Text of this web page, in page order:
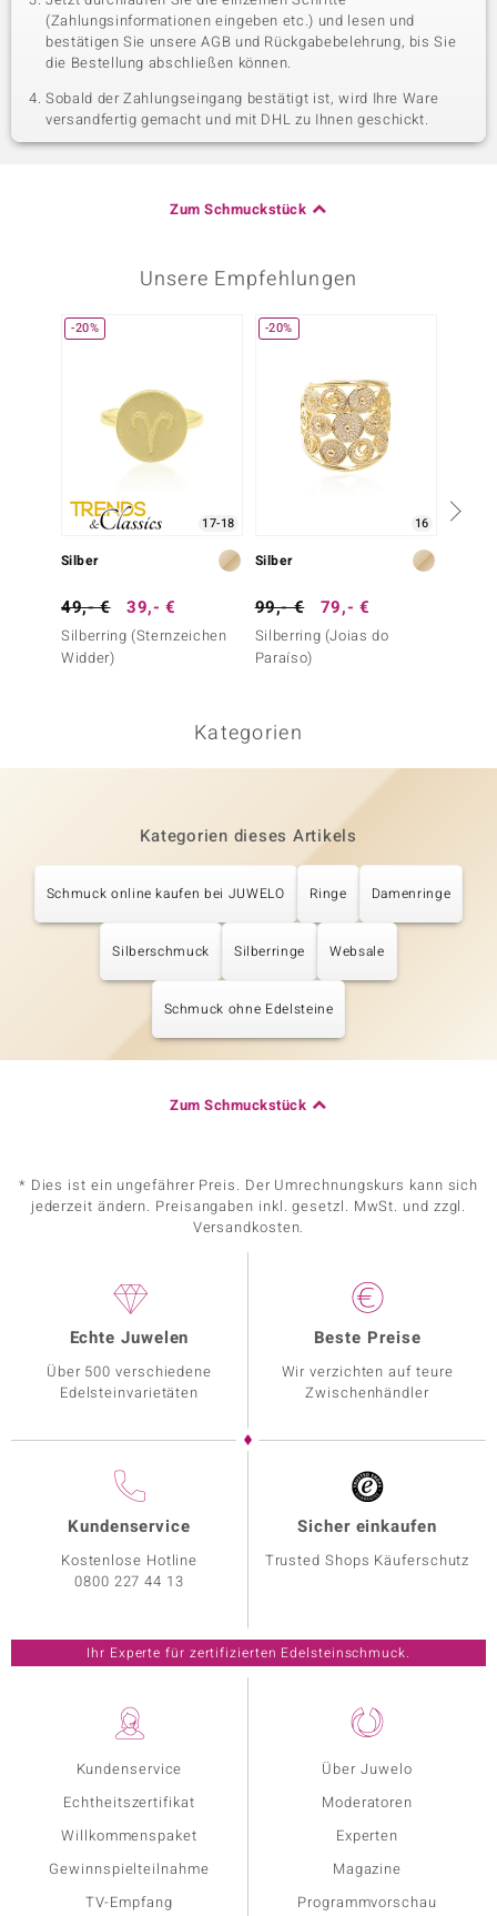
(Zahlungsinformationen eingeben etc.) und lesen und
bestätigen Sie unsere AGB und Rückgabebelehrung, bis Sie
die Bestellung abschließen können.
Sobald der Zahlungseingang bestätigt ist, wird Ihre Ware
versandfertig gemacht und mit DHL zu Ihnen geschickt.
Zum Schmuckstück
Unsere Empfehlungen
-20%
17-18
Silber
49,- € 39,- €
Silberring (Sternzeichen
Widder)
-20%
16
Silber
99,- € 79,- €
Silberring (Joias do
Paraíso)
Kategorien
Kategorien dieses Artikels
Schmuck online kaufen bei JUWELO Ringe Damenringe
Silberschmuck Silberringe Websale
Schmuck ohne Edelsteine
Zum Schmuckstück
* Dies ist ein ungefährer Preis. Der Umrechnungskurs kann sich
jederzeit ändern. Preisangaben inkl. gesetzl. MwSt. und zzgl.
Versandkosten.
Kundenservice
Echtheitszertifikat
Willkommenspaket
Gewinnspielteilnahme
TV-Empfang
Über Juwelo
Moderatoren
Experten
Magazine
Programmvorschau
Echte Juwelen
Über 500 verschiedene
Edelsteinvarietäten
Beste Preise
Wir verzichten auf teure
Zwischenhändler
Kundenservice
Kostenlose Hotline
0800 227 44 13
Sicher einkaufen
Trusted Shops Käuferschutz
Ihr Experte für zertifizierten Edelsteinschmuck.